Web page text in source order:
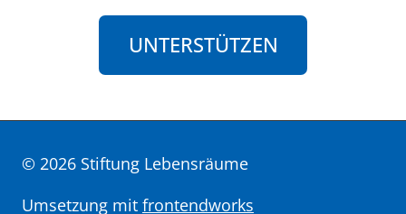
UNTERSTÜTZEN
© 2026 Stiftung Lebensräume
Umsetzung mit frontendworks